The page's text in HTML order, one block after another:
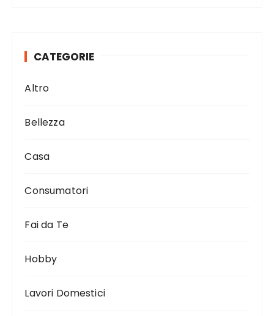
CATEGORIE
Altro
Bellezza
Casa
Consumatori
Fai da Te
Hobby
Lavori Domestici